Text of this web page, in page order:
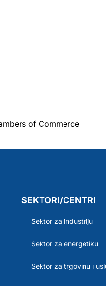
of Commerce
SEKTORI/CENTRI
Sektor za industriju
Sektor za energetiku
Sektor za trgovinu i